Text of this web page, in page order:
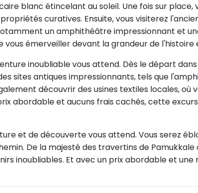
blanc étincelant au soleil. Une fois sur
curatives. Ensuite, vous visiterez
un amphithéâtre impressionnant et
vous émerveiller devant la grandeur de l'histoire
inoubliable vous attend. Dès le départ
sites antiques impressionnants, tels que
découvrir des usines textiles locales,
abordable et aucuns frais cachés, cette
et de découverte vous attend. Vous serez
De la majesté des travertins de
inoubliables. Et avec un prix abordable et